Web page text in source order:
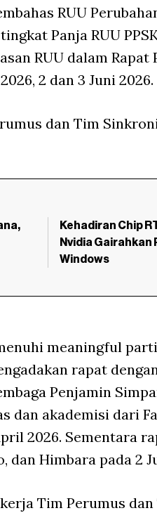
RUU
Panja RUU
RUU dalam
2 dan 3 Juni 2026.
dan Tim
Kehadiran Chip
Nvidia Gairahkan
Windows
meaningful
rapat
Penjamin
dan akademisi dari
2026. Sementara
dan Himbara pada 2
Tim Perumus